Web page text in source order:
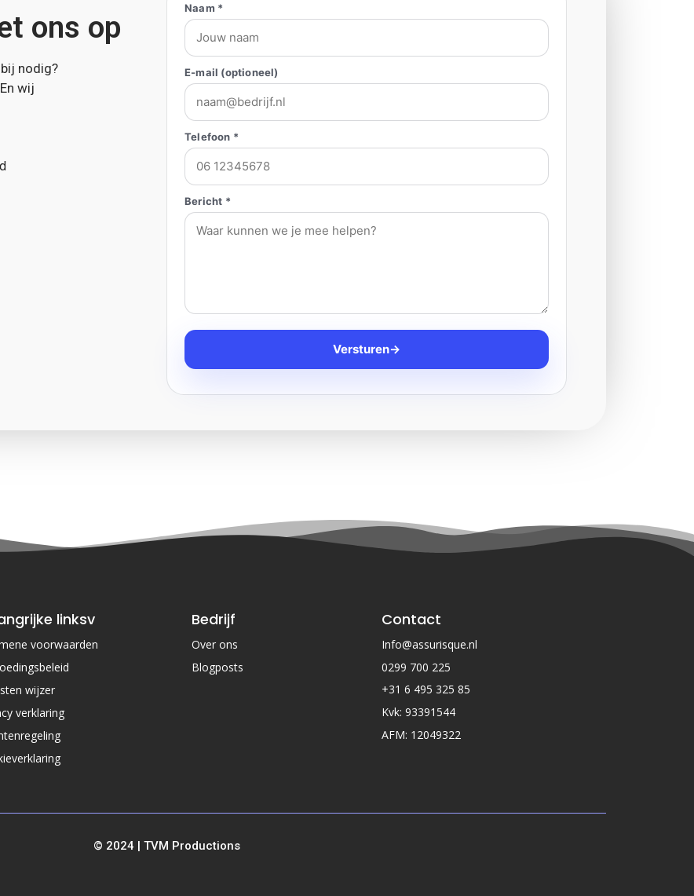
ons op
nodig?
wij
Naam *
E-mail (optioneel)
Telefoon *
Bericht *
Versturen→
linksv
voorwaarden
wijzer
verklaring
Bedrijf
Over ons
Blogposts
Contact
Info@assurisque.nl
0299 700 225
+31 6 495 325 85
Kvk: 93391544
AFM: 12049322
© 2024 | TVM Productions